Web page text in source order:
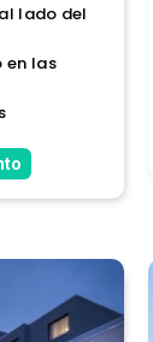
lado del
en las